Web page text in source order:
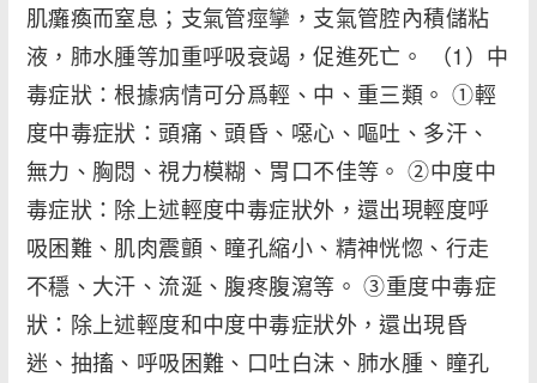
肌癱瘓而窒息；支氣管痙攣，支氣管腔內積儲粘
液，肺水腫等加重呼吸衰竭，促進死亡。 （1）中
毒症狀：根據病情可分爲輕、中、重三類。 ①輕
度中毒症狀：頭痛、頭昏、噁心、嘔吐、多汗、
無力、胸悶、視力模糊、胃口不佳等。 ②中度中
毒症狀：除上述輕度中毒症狀外，還出現輕度呼
吸困難、肌肉震顫、瞳孔縮小、精神恍惚、行走
不穩、大汗、流涎、腹疼腹瀉等。 ③重度中毒症
狀：除上述輕度和中度中毒症狀外，還出現昏
迷、抽搐、呼吸困難、口吐白沫、肺水腫、瞳孔